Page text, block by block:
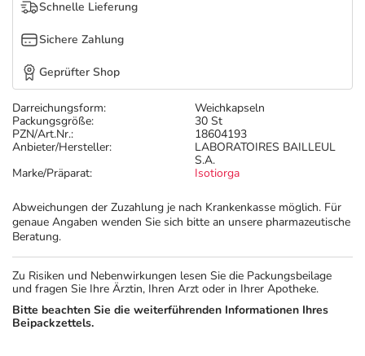
Tierapotheke
Vitamine & Mineralstoffe
Marken
Salus Deals
Darreichungsform:
Weichkapseln
Packungsgröße:
30 St
PZN/Art.Nr.:
18604193
Anbieter/Hersteller:
LABORATOIRES BAILLEUL
S.A.
Marke/Präparat:
Isotiorga
Abweichungen der Zuzahlung je nach Krankenkasse möglich. Für
genaue Angaben wenden Sie sich bitte an unsere pharmazeutische
Beratung.
Schnelle Lieferung
Sichere Zahlung
Geprüfter Shop
Zu Risiken und Nebenwirkungen lesen Sie die Packungsbeilage
und fragen Sie Ihre Ärztin, Ihren Arzt oder in Ihrer Apotheke.
Bitte beachten Sie die weiterführenden Informationen Ihres
Beipackzettels.